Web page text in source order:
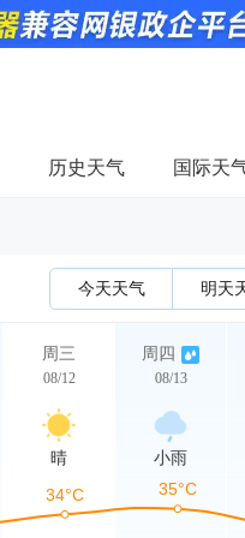
历史天气 国际天
今天天气 明天
周三
08/12
晴
周四
08/13
小雨